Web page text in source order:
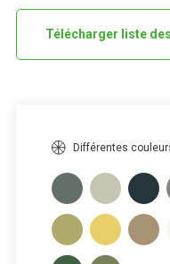
Télécharger liste
Différentes